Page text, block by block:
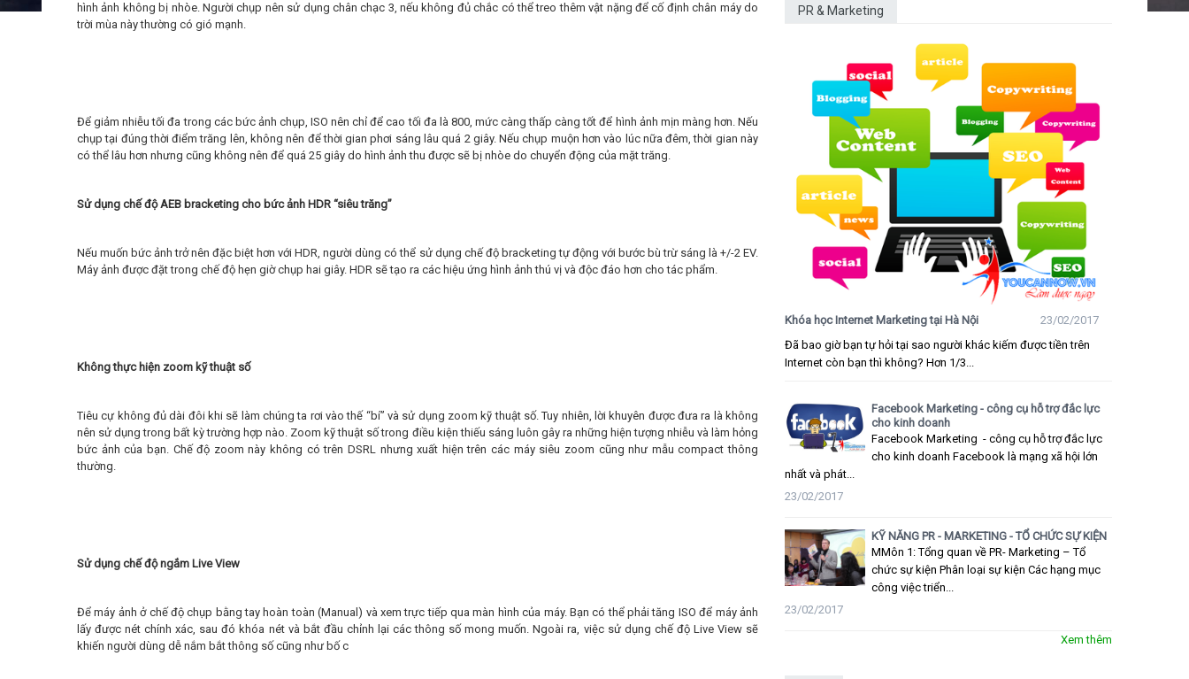
hình ảnh không bị nhòe. Người chụp nên sử dụng chân chạc 3, nếu không đủ chắc có thể treo thêm vật nặng để cố định chân máy do
trời mùa này thường có gió mạnh.
Để giảm nhiễu tối đa trong các bức ảnh chụp, ISO nên chỉ để cao tối đa là 800, mức càng thấp càng tốt để hình ảnh mịn màng hơn. Nếu
chụp tại đúng thời điểm trăng lên, không nên để thời gian phơi sáng lâu quá 2 giây. Nếu chụp muộn hơn vào lúc nữa đêm, thời gian này
có thể lâu hơn nhưng cũng không nên để quá 25 giây do hình ảnh thu được sẽ bị nhòe do chuyển động của mặt trăng.
Sử dụng chế độ AEB bracketing cho bức ảnh HDR “siêu trăng”
Nếu muốn bức ảnh trở nên đặc biệt hơn với HDR, người dùng có thể sử dụng chế độ bracketing tự động với bước bù trừ sáng là +/-2 EV.
Máy ảnh được đặt trong chế độ hẹn giờ chụp hai giây. HDR sẽ tạo ra các hiệu ứng hình ảnh thú vị và độc đáo hơn cho tác phẩm.
Không thực hiện zoom kỹ thuật số
Tiêu cự không đủ dài đôi khi sẽ làm chúng ta rơi vào thế “bí” và sử dụng zoom kỹ thuật số. Tuy nhiên, lời khuyên được đưa ra là không
nên sử dụng trong bất kỳ trường hợp nào. Zoom kỹ thuật số trong điều kiện thiếu sáng luôn gây ra những hiện tượng nhiễu và làm hỏng
bức ảnh của bạn. Chế độ zoom này không có trên DSRL nhưng xuất hiện trên các máy siêu zoom cũng như mẫu compact thông
thường.
Sử dụng chế độ ngắm Live View
Để máy ảnh ở chế độ chụp bằng tay hoàn toàn (Manual) và xem trực tiếp qua màn hình của máy. Bạn có thể phải tăng ISO để máy ảnh
lấy được nét chính xác, sau đó khóa nét và bắt đầu chỉnh lại các thông số mong muốn. Ngoài ra, việc sử dụng chế độ Live View sẽ
khiến người dùng dễ nắm bắt thông số cũng như bố c
PR & Marketing
Khóa học Internet Marketing tại Hà Nội
23/02/2017
Đã bao giờ bạn tự hỏi tại sao người khác kiếm được tiền trên
Internet còn bạn thì không? Hơn 1/3...
Facebook Marketing - công cụ hỗ trợ đắc lực
cho kinh doanh
Facebook Marketing - công cụ hỗ trợ đắc lực
cho kinh doanh Facebook là mạng xã hội lớn
nhất và phát...
23/02/2017
KỸ NĂNG PR - MARKETING - TỔ CHỨC SỰ KIỆN
MMôn 1: Tổng quan về PR- Marketing – Tổ
chức sự kiện Phân loại sự kiện Các hạng mục
công việc triển...
23/02/2017
Xem thêm